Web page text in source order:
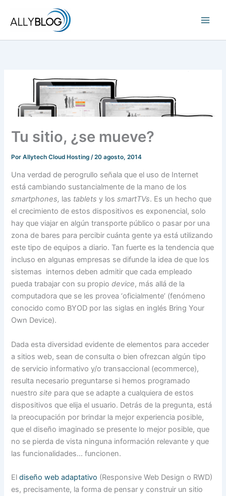
Tu sitio, ¿se mueve?
PorAllytech Cloud Hosting /20 agosto, 2014
Una verdad de perogrullo señala que el uso de Internet
está cambiando sustancialmente de la mano de los
smartphones, las tabletsy los smartTVs. Es un hecho que
el crecimiento de estos dispositivos es exponencial, solo
hay que viajar en algún transporte público o pasar por una
zona de bares para percibir cuánta gente ya está utilizando
este tipo de equipos a diario. Tan fuerte es la tendencia que
incluso en algunas empresas se difunde la idea de que los
sistemas internos deben admitir que cada empleado
pueda trabajar con su propiodevice, más allá de la
computadora que se les provea ‘oficialmente’ (fenómeno
conocido como BYOD por las siglas en inglés Bring Your
Own Device).
Dada esta diversidad evidente de elementos para acceder
a sitios web, sean de consulta o bien ofrezcan algún tipo
de servicio informativo y/o transaccional (ecommerce),
resulta necesario preguntarse si hemos programado
nuestrosite para que se adapte a cualquiera de estos
dispositivos que elija el usuario. Detrás de la pregunta, está
la preocupación por brindar la mejor experiencia posible,
que el diseño imaginado se presente lo mejor posible, que
no se pierda de vista ninguna información relevante y que
las funcionalidades… funcionen.
Eldiseño web adaptativo (Responsive Web Design o RWD)
es, precisamente, la forma de pensar y construir un sitio